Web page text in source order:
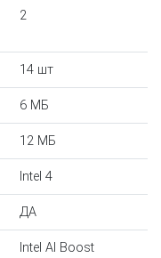
2
14 шт
6 МБ
12 МБ
Intel 4
ДА
Intel AI Boost